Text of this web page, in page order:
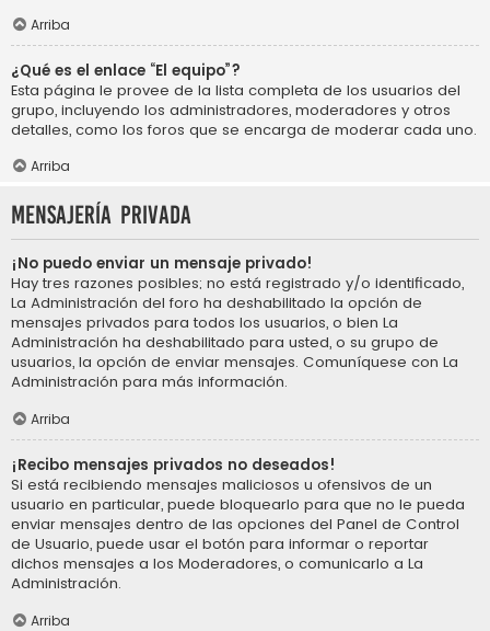
Arriba
¿Qué es el enlace “El equipo”?
Esta página le provee de la lista completa de los usuarios del
grupo, incluyendo los administradores, moderadores y otros
detalles, como los foros que se encarga de moderar cada uno.
Arriba
Mensajería privada
¡No puedo enviar un mensaje privado!
Hay tres razones posibles; no está registrado y/o identificado,
La Administración del foro ha deshabilitado la opción de
mensajes privados para todos los usuarios, o bien La
Administración ha deshabilitado para usted, o su grupo de
usuarios, la opción de enviar mensajes. Comuníquese con La
Administración para más información.
Arriba
¡Recibo mensajes privados no deseados!
Si está recibiendo mensajes maliciosos u ofensivos de un
usuario en particular, puede bloquearlo para que no le pueda
enviar mensajes dentro de las opciones del Panel de Control
de Usuario, puede usar el botón para informar o reportar
dichos mensajes a los Moderadores, o comunicarlo a La
Administración.
Arriba